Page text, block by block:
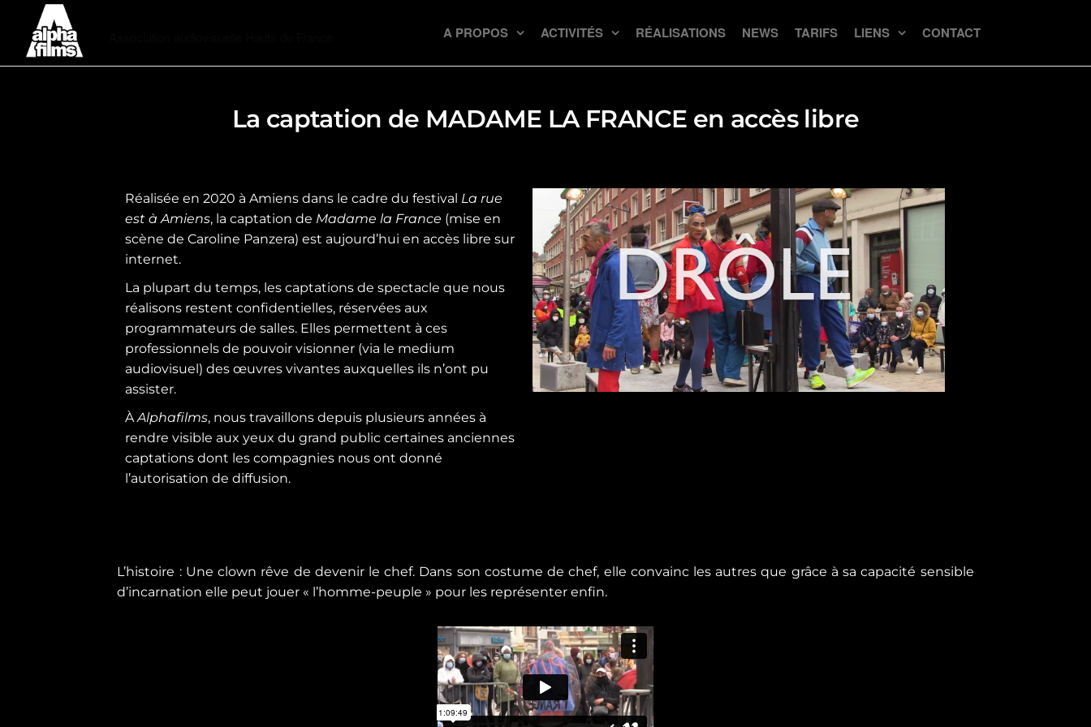
A PROPOS ACTIVITÉS RÉALISATIONS NEWS TARIFS LIENS CONTACT
La captation de MADAME LA FRANCE en accès libre
Réalisée en 2020 à Amiens dans le cadre du festival La rue
est à Amiens, la captation de Madame la France (mise en
scène de Caroline Panzera) est aujourd’hui en accès libre sur
internet.
La plupart du temps, les captations de spectacle que nous
réalisons restent confidentielles, réservées aux
programmateurs de salles. Elles permettent à ces
professionnels de pouvoir visionner (via le medium
audiovisuel) des œuvres vivantes auxquelles ils n’ont pu
assister.
ÀAlphafilms, nous travaillons depuis plusieurs années à
rendre visible aux yeux du grand public certaines anciennes
captations dont les compagnies nous ont donné
l’autorisation de diffusion.
L’histoire : Une clown rêve de devenir le chef. Dans son costume de chef, elle convainc les autres que grâce à sa capacité sensible
d’incarnation elle peut jouer « l’homme-peuple » pour les représenter enfin.